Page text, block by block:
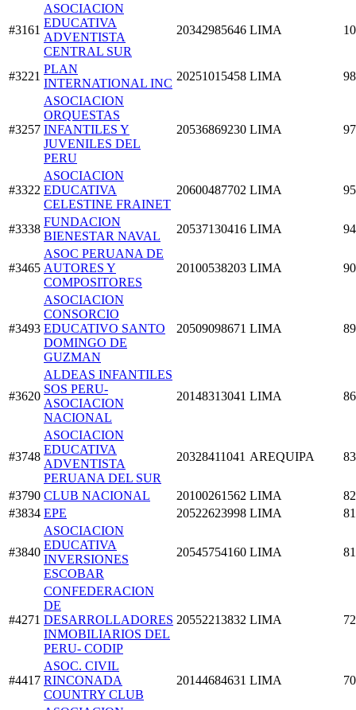
#3161
ASOCIACION
EDUCATIVA
ADVENTISTA
CENTRAL SUR
20342985646 LIMA
#3221
PLAN
INTERNATIONAL INC
20251015458 LIMA
#3257
ASOCIACION
ORQUESTAS
INFANTILES Y
JUVENILES DEL
PERU
20536869230 LIMA
#3322
ASOCIACION
EDUCATIVA
CELESTINE FRAINET
20600487702 LIMA
#3338
FUNDACION
BIENESTAR NAVAL
20537130416 LIMA
#3465
ASOC PERUANA DE
AUTORES Y
COMPOSITORES
20100538203 LIMA
#3493
ASOCIACION
CONSORCIO
EDUCATIVO SANTO
DOMINGO DE
GUZMAN
20509098671 LIMA
#3620
ALDEAS INFANTILES
SOS PERU-
ASOCIACION
NACIONAL
20148313041 LIMA
#3748
ASOCIACION
EDUCATIVA
ADVENTISTA
PERUANA DEL SUR
20328411041 AREQUIPA
#3790 CLUB NACIONAL 20100261562 LIMA
#3834 EPE 20522623998 LIMA
#3840
ASOCIACION
EDUCATIVA
INVERSIONES
ESCOBAR
20545754160 LIMA
#4271
CONFEDERACION
DE
DESARROLLADORES
INMOBILIARIOS DEL
PERU- CODIP
20552213832 LIMA
#4417
ASOC. CIVIL
RINCONADA
COUNTRY CLUB
20144684631 LIMA